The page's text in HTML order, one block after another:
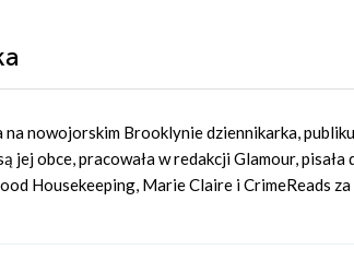
na nowojorskim Brooklynie dziennikarka,
jej obce, pracowała w redakcji Glamour,
Housekeeping, Marie Claire i CrimeReads